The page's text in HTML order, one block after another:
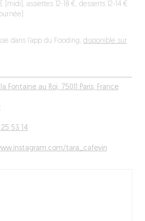
Fontaine au Roi, 75011 Paris, France
53 14
tara_cafevin
assiettes 12-18 €, desserts 12-14 €
dans l’app du Fooding, disponible sur